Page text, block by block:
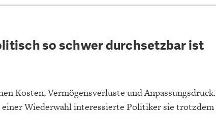
so schwer durchsetzbar ist
Kosten, Vermögensverluste und Anpassungsdruck.
Wiederwahl interessierte Politiker sie trotzdem